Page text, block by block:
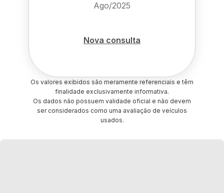
Ago/2025
Nova consulta
Os valores exibidos são meramente referenciais e têm
finalidade exclusivamente informativa.
Os dados não possuem validade oficial e não devem
ser considerados como uma avaliação de veículos
usados.